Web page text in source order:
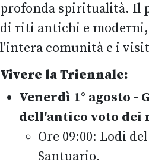
profonda spiritualità. Il
di riti antichi e moderni,
l'intera comunità e i
Vivere la Triennale:
Venerdì 1° agosto -
dell'antico voto dei
Ore 09:00: Lodi
Santuario.